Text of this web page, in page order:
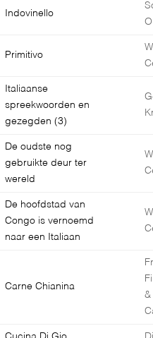
Indovinello
Primitivo
Italiaanse
spreekwoorden en
gezegden (3)
De oudste nog
gebruikte deur ter
wereld
De hoofdstad van
Congo is vernoemd
naar een Italiaan
Carne Chianina
&